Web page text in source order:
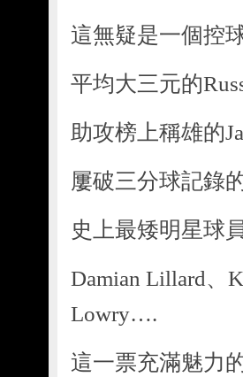
這無疑是一個控
平均大三元的
助攻榜上稱雄的
屢破三分球記錄
史上最矮明星球
Damian Lillard、
Lowry….
這一票充滿魅力